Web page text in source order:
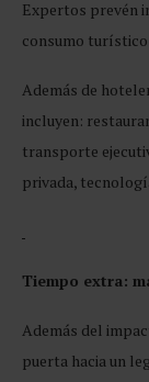
Expertos prevén
consumo
Además de
incluyen:
transporte
privada,
Tiempo extra:
Además del
puerta hacia un